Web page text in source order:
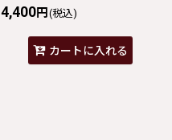
4,400円 (税込)
カートに入れる